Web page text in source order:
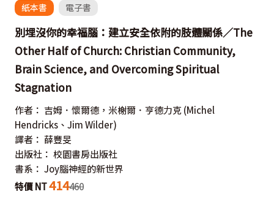
紙本書 電子書
別埋沒你的幸福腦：建立安全依附的肢體關係／The
Other Half of Church: Christian Community,
Brain Science, and Overcoming Spiritual
Stagnation
作者： 吉姆．懷爾德，米榭爾．亨德力克 (Michel
Hendricks、Jim Wilder)
譯者： 薛豐旻
出版社： 校園書房出版社
書系： Joy腦神經的新世界
特價 NT414460